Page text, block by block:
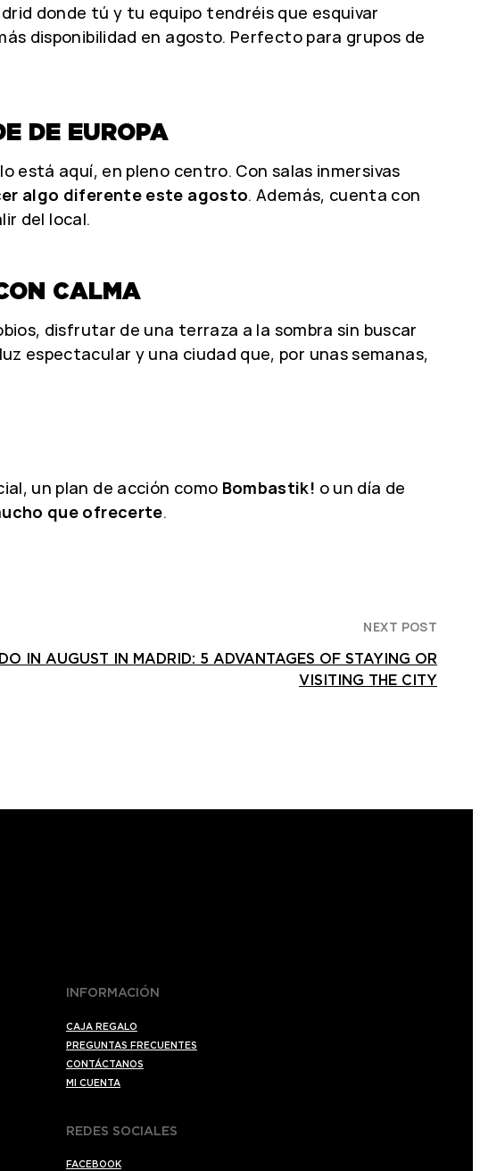
donde tú y tu equipo tendréis que esquivar
disponibilidad en agosto. Perfecto para grupos de
DE EUROPA
está aquí, en pleno centro. Con salas inmersivas
algo diferente este agosto. Además, cuenta con
del local.
CALMA
disfrutar de una terraza a la sombra sin buscar
espectacular y una ciudad que, por unas semanas,
un plan de acción como Bombastik! o un día de
que ofrecerte.
NEXT POST
IN AUGUST IN MADRID: 5 ADVANTAGES OF STAYING OR
VISITING THE CITY
INFORMACIÓN
CAJA REGALO
PREGUNTAS FRECUENTES
CONTÁCTANOS
MI CUENTA
REDES SOCIALES
FACEBOOK